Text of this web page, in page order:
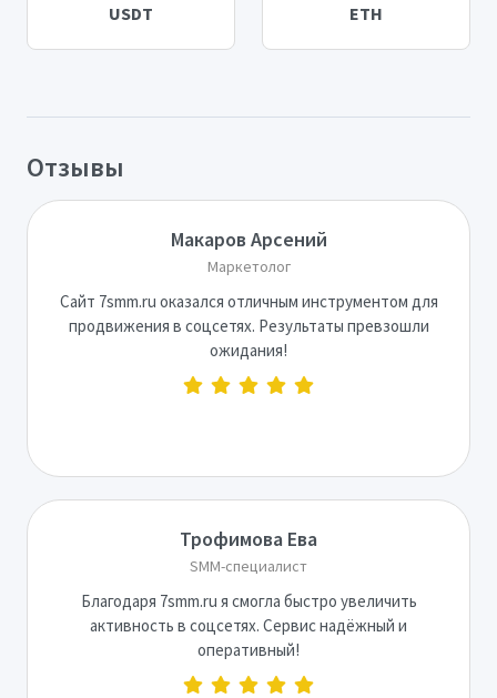
USDT ETH
Отзывы
Макаров Арсений
Маркетолог
Сайт 7smm.ru оказался отличным инструментом для
продвижения в соцсетях. Результаты превзошли
ожидания!
Трофимова Ева
SMM-специалист
Благодаря 7smm.ru я смогла быстро увеличить
активность в соцсетях. Сервис надёжный и
оперативный!